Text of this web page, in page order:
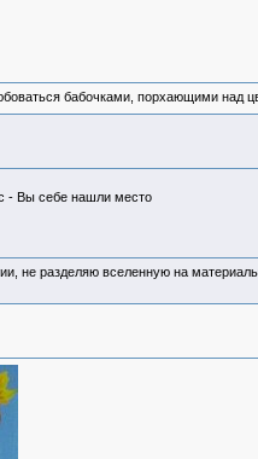
бабочками, порхающими над
место
не разделяю вселенную на